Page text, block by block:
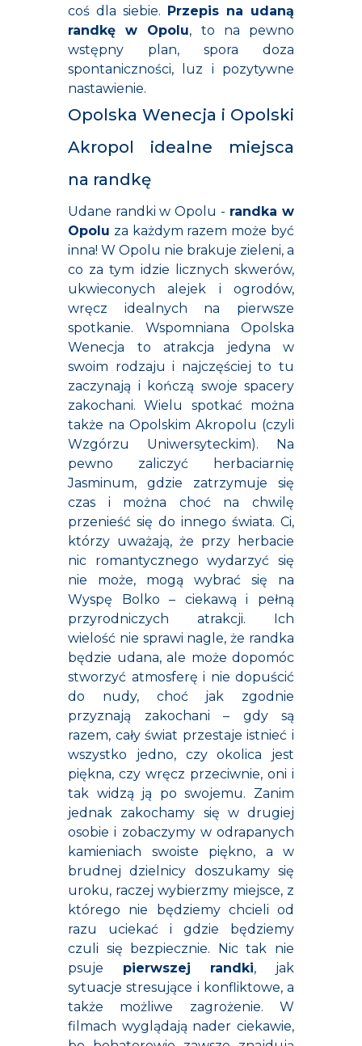
coś dla siebie. Przepis na udaną
randkę w Opolu, to na pewno
wstępny plan, spora doza
spontaniczności, luz i pozytywne
nastawienie.
Opolska Wenecja i Opolski
Akropol idealne miejsca
na randkę
Udane randki w Opolu - randka w
Opolu za każdym razem może być
inna! W Opolu nie brakuje zieleni, a
co za tym idzie licznych skwerów,
ukwieconych alejek i ogrodów,
wręcz idealnych na pierwsze
spotkanie. Wspomniana Opolska
Wenecja to atrakcja jedyna w
swoim rodzaju i najczęściej to tu
zaczynają i kończą swoje spacery
zakochani. Wielu spotkać można
także na Opolskim Akropolu (czyli
Wzgórzu Uniwersyteckim). Na
pewno zaliczyć herbaciarnię
Jasminum, gdzie zatrzymuje się
czas i można choć na chwilę
przenieść się do innego świata. Ci,
którzy uważają, że przy herbacie
nic romantycznego wydarzyć się
nie może, mogą wybrać się na
Wyspę Bolko – ciekawą i pełną
przyrodniczych atrakcji. Ich
wielość nie sprawi nagle, że randka
będzie udana, ale może dopomóc
stworzyć atmosferę i nie dopuścić
do nudy, choć jak zgodnie
przyznają zakochani – gdy są
razem, cały świat przestaje istnieć i
wszystko jedno, czy okolica jest
piękna, czy wręcz przeciwnie, oni i
tak widzą ją po swojemu. Zanim
jednak zakochamy się w drugiej
osobie i zobaczymy w odrapanych
kamieniach swoiste piękno, a w
brudnej dzielnicy doszukamy się
uroku, raczej wybierzmy miejsce, z
którego nie będziemy chcieli od
razu uciekać i gdzie będziemy
czuli się bezpiecznie. Nic tak nie
psuje pierwszej randki, jak
sytuacje stresujące i konfliktowe, a
także możliwe zagrożenie. W
filmach wyglądają nader ciekawie,